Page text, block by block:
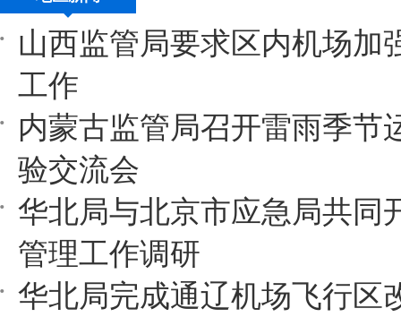
山西监管局要求区内机场加
工作
内蒙古监管局召开雷雨季节
验交流会
华北局与北京市应急局共同
管理工作调研
华北局完成通辽机场飞行区
导